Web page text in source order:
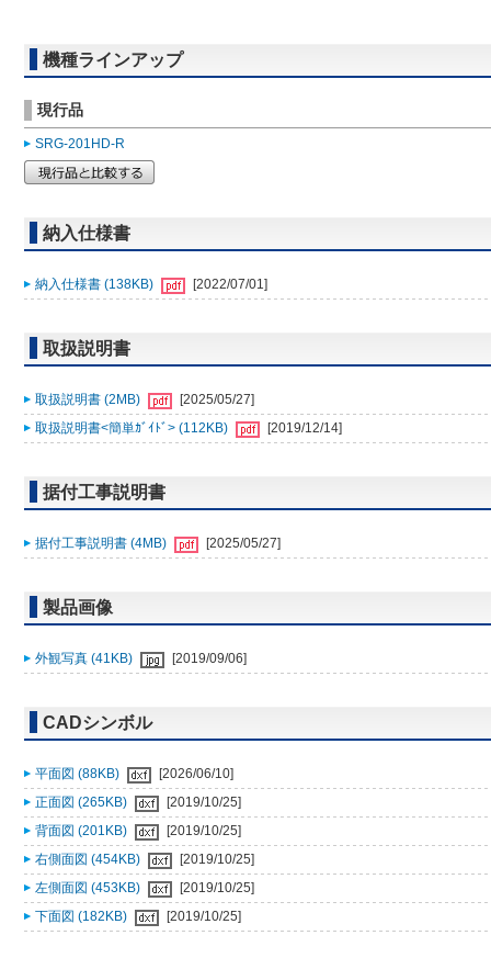
機種ラインアップ
現行品
SRG-201HD-R
納入仕様書
納入仕様書 (138KB) [2022/07/01]
取扱説明書
取扱説明書 (2MB)
[2025/05/27]
取扱説明書<簡単ｶﾞｲﾄﾞ> (112KB)
[2019/12/14]
据付工事説明書
据付工事説明書 (4MB) [2025/05/27]
製品画像
外観写真 (41KB) [2019/09/06]
CADシンボル
平面図 (88KB)
[2026/06/10]
正面図 (265KB)
[2019/10/25]
背面図 (201KB)
[2019/10/25]
右側面図 (454KB)
[2019/10/25]
左側面図 (453KB)
[2019/10/25]
下面図 (182KB)
[2019/10/25]